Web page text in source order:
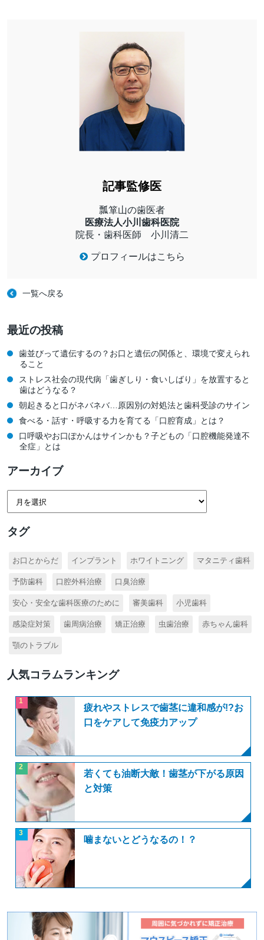
記事監修医
瓢箪山の歯医者
医療法人小川歯科医院
院長・歯科医師 小川清二
プロフィールはこちら
一覧へ戻る
最近の投稿
歯並びって遺伝するの？お口と遺伝の関係と、環境で変えられ
ること
ストレス社会の現代病「歯ぎしり・食いしばり」を放置すると
歯はどうなる？
朝起きると口がネバネバ…原因別の対処法と歯科受診のサイン
食べる・話す・呼吸する力を育てる「口腔育成」とは？
口呼吸やお口ぽかんはサインかも？子どもの「口腔機能発達不
全症」とは
アーカイブ
タグ
お口とからだ インプラント ホワイトニング マタニティ歯科
予防歯科 口腔外科治療 口臭治療
安心・安全な歯科医療のために 審美歯科 小児歯科
感染症対策 歯周病治療 矯正治療 虫歯治療 赤ちゃん歯科
顎のトラブル
人気コラムランキング
1
疲れやストレスで歯茎に違和感が!?お
口をケアして免疫力アップ
2
若くても油断大敵！歯茎が下がる原因
と対策
3
噛まないとどうなるの！？